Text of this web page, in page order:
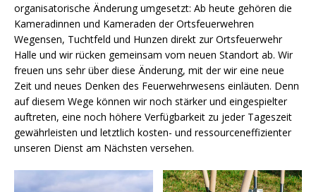
organisatorische Änderung umgesetzt: Ab heute gehören die
Kameradinnen und Kameraden der Ortsfeuerwehren
Wegensen, Tuchtfeld und Hunzen direkt zur Ortsfeuerwehr
Halle und wir rücken gemeinsam vom neuen Standort ab. Wir
freuen uns sehr über diese Änderung, mit der wir eine neue
Zeit und neues Denken des Feuerwehrwesens einläuten. Denn
auf diesem Wege können wir noch stärker und eingespielter
auftreten, eine noch höhere Verfügbarkeit zu jeder Tageszeit
gewährleisten und letztlich kosten- und ressourceneffizienter
unseren Dienst am Nächsten versehen.